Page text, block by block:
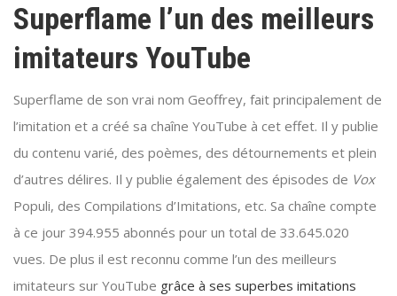
Superflame l’un des meilleurs
imitateurs YouTube
Superflame de son vrai nom Geoffrey, fait principalement de
l’imitation et a créé sa chaîne YouTube à cet effet. Il y publie
du contenu varié, des poèmes, des détournements et plein
d’autres délires. Il y publie également des épisodes de Vox
Populi, des Compilations d’Imitations, etc. Sa chaîne compte
à ce jour 394.955 abonnés pour un total de 33.645.020
vues. De plus il est reconnu comme l’un des meilleurs
imitateurs sur YouTube grâce à ses superbes imitations